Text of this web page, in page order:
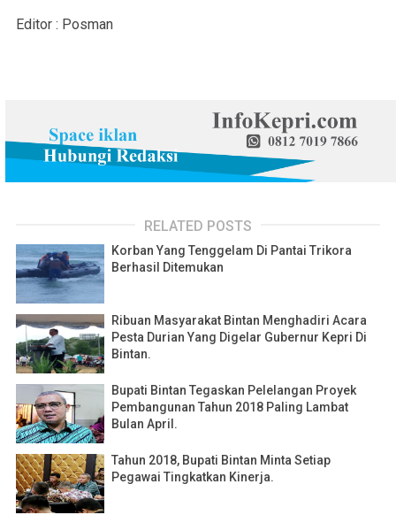
Editor : Posman
RELATED POSTS
Korban Yang Tenggelam Di Pantai Trikora
Berhasil Ditemukan
Ribuan Masyarakat Bintan Menghadiri Acara
Pesta Durian Yang Digelar Gubernur Kepri Di
Bintan.
Bupati Bintan Tegaskan Pelelangan Proyek
Pembangunan Tahun 2018 Paling Lambat
Bulan April.
Tahun 2018, Bupati Bintan Minta Setiap
Pegawai Tingkatkan Kinerja.